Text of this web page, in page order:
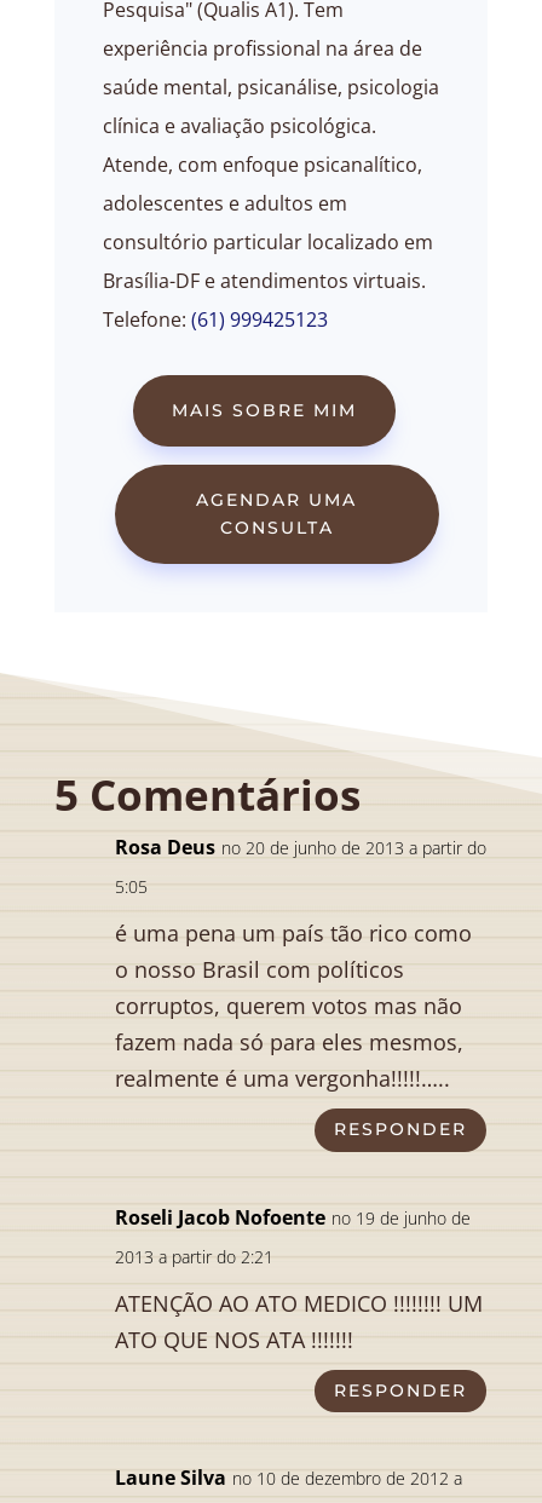
Pesquisa" (Qualis A1). Tem
experiência profissional na área de
saúde mental, psicanálise, psicologia
clínica e avaliação psicológica.
Atende, com enfoque psicanalítico,
adolescentes e adultos em
consultório particular localizado em
Brasília-DF e atendimentos virtuais.
Telefone: (61) 999425123
MAIS SOBRE MIM
AGENDAR UMA
CONSULTA
5 Comentários
Rosa Deus no 20 de junho de 2013 a partir do
5:05
é uma pena um país tão rico como
o nosso Brasil com políticos
corruptos, querem votos mas não
fazem nada só para eles mesmos,
realmente é uma vergonha!!!!!…..
RESPONDER
Roseli Jacob Nofoente no 19 de junho de
2013 a partir do 2:21
ATENÇÃO AO ATO MEDICO !!!!!!!! UM
ATO QUE NOS ATA !!!!!!!
RESPONDER
Laune Silva no 10 de dezembro de 2012 a